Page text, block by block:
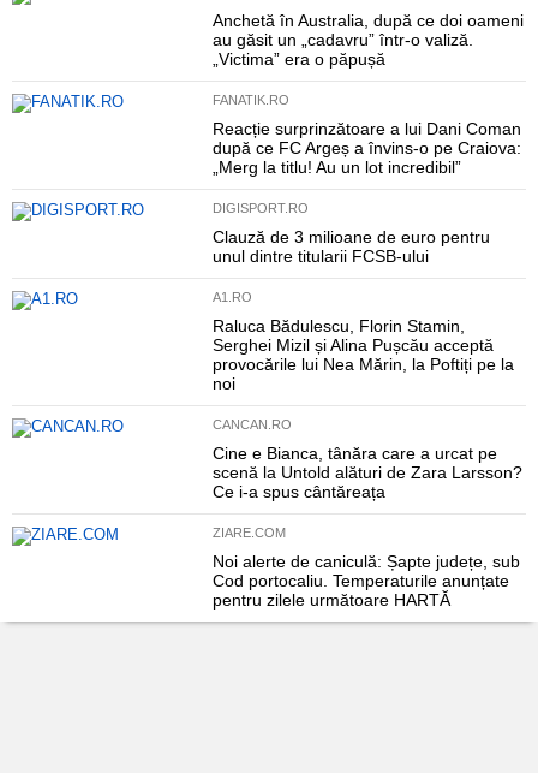
Anchetă în Australia, după ce doi oameni
au găsit un „cadavru” într-o valiză.
„Victima” era o păpușă
FANATIK.RO
Reacție surprinzătoare a lui Dani Coman
după ce FC Argeș a învins-o pe Craiova:
„Merg la titlu! Au un lot incredibil”
DIGISPORT.RO
Clauză de 3 milioane de euro pentru
unul dintre titularii FCSB-ului
A1.RO
Raluca Bădulescu, Florin Stamin,
Serghei Mizil și Alina Pușcău acceptă
provocările lui Nea Mărin, la Poftiți pe la
noi
CANCAN.RO
Cine e Bianca, tânăra care a urcat pe
scenă la Untold alături de Zara Larsson?
Ce i-a spus cântăreața
ZIARE.COM
Noi alerte de caniculă: Șapte județe, sub
Cod portocaliu. Temperaturile anunțate
pentru zilele următoare HARTĂ